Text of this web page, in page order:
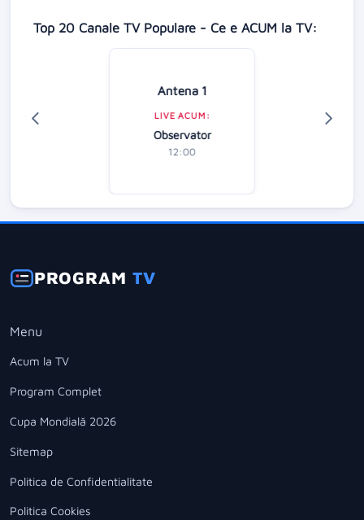
Top 20 Canale TV Populare - Ce e ACUM la TV:
Antena 1
LIVE ACUM:
Observator
12:00
PROGRAMTV
Menu
Acum la TV
Program Complet
Cupa Mondială 2026
Sitemap
Politica de Confidentialitate
Politica Cookies